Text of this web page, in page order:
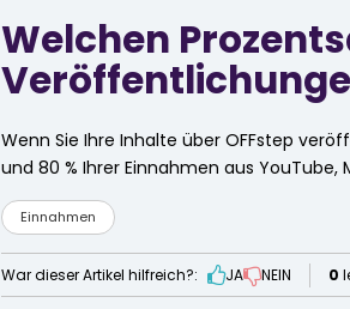
Welchen
Wenn Sie Ihre Inhalte über OFFstep
und 80 % Ihrer Einnahmen aus YouTube,
Einnahmen
War dieser Artikel hilfreich?: JA NEIN 0